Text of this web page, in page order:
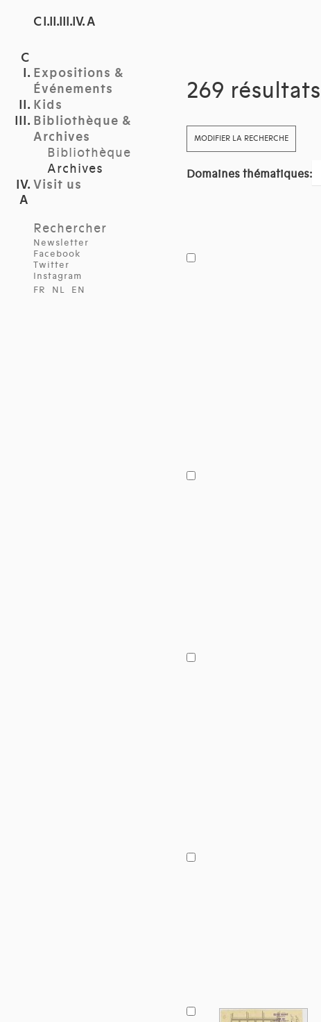
C I.II.III.IV. A
Expositions &
Événements
Kids
Bibliothèque &
Archives
Bibliothèque
Archives
Visit us
Rechercher
Newsletter
Facebook
Twitter
Instagram
FR
NL EN
269 résultats
MODIFIER LA RECHERCHE
Domaines thématiques: